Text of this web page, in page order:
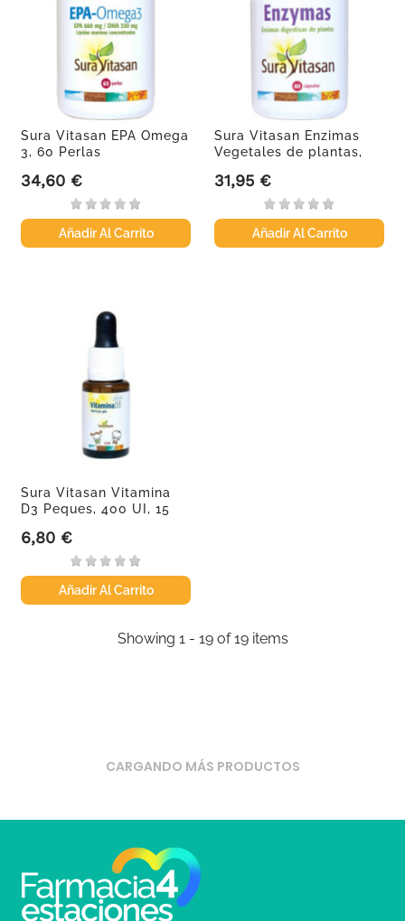
Sura Vitasan EPA Omega
3, 60 Perlas
Precio
34,60 €
Añadir Al Carrito
Sura Vitasan Enzimas
Vegetales de plantas,
Precio
31,95 €
Añadir Al Carrito
Sura Vitasan Vitamina
D3 Peques, 400 UI, 15
Precio
6,80 €
Añadir Al Carrito
Showing 1 - 19 of 19 items
CARGANDO MÁS PRODUCTOS